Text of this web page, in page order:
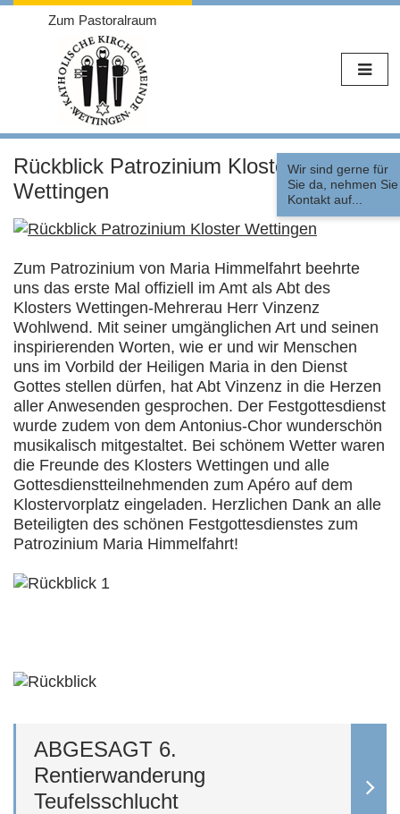
Weiter
zum
Inhalt
Zum Pastoralraum
Wir sind gerne für
Sie da, nehmen Sie
Kontakt auf...
Rückblick Patrozinium Kloster
Wettingen
Zum Patrozinium von Maria Himmelfahrt beehrte
uns das erste Mal offiziell im Amt als Abt des
Klosters Wettingen-Mehrerau Herr Vinzenz
Wohlwend. Mit seiner umgänglichen Art und seinen
inspirierenden Worten, wie er und wir Menschen
uns im Vorbild der Heiligen Maria in den Dienst
Gottes stellen dürfen, hat Abt Vinzenz in die Herzen
aller Anwesenden gesprochen. Der Festgottesdienst
wurde zudem von dem Antonius-Chor wunderschön
musikalisch mitgestaltet. Bei schönem Wetter waren
die Freunde des Klosters Wettingen und alle
Gottesdienstteilnehmenden zum Apéro auf dem
Klostervorplatz eingeladen. Herzlichen Dank an alle
Beteiligten des schönen Festgottesdienstes zum
Patrozinium Maria Himmelfahrt!
ABGESAGT 6.
Rentierwanderung
Teufelsschlucht